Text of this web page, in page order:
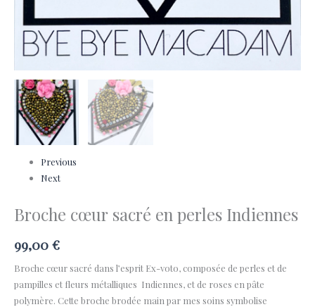
Previous
Next
Broche cœur sacré en perles Indiennes
99,00€
Broche cœur sacré dans l’esprit Ex-voto, composée de perles et de
pampilles et fleurs métalliques Indiennes, et de roses en pâte
polymère. Cette broche brodée main par mes soins symbolise